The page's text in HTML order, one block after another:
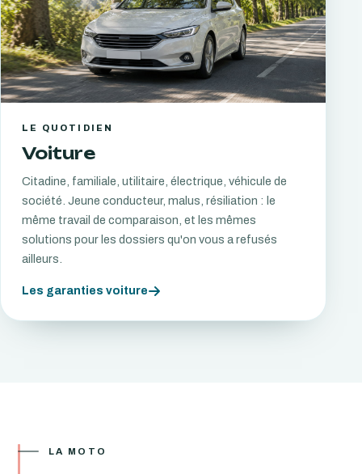
LE QUOTIDIEN
Voiture
Citadine, familiale, utilitaire, électrique, véhicule de
société. Jeune conducteur, malus, résiliation : le
même travail de comparaison, et les mêmes
solutions pour les dossiers qu'on vous a refusés
ailleurs.
Les garanties voiture
LA MOTO